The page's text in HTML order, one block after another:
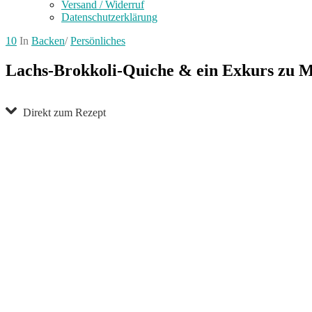
Versand / Widerruf
Datenschutzerklärung
10 In Backen/ Persönliches
Lachs-Brokkoli-Quiche & ein Exkurs zu
Direkt zum Rezept